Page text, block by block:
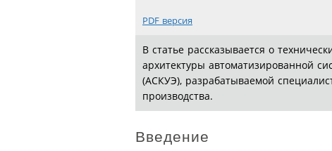
PDF версия
В статье рассказывается о
архитектуры автоматизированной
(АСКУЭ), разрабатываемой
производства.
Введение